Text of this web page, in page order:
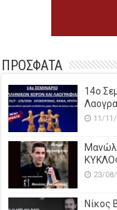
ΠΡΟΣΦΑΤΑ
14o
11/
23/
Νίκος